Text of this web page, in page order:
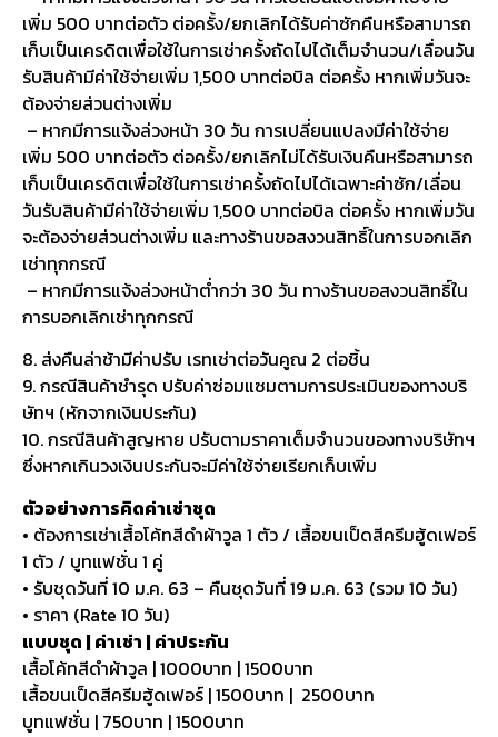
เพิ่ม 500 บาทต่อตัว ต่อครั้ง/ยกเลิกได้รับค่าซักคืนหรือสามารถ
เก็บเป็นเครดิตเพื่อใช้ในการเช่าครั้งถัดไปได้เต็มจำนวน/เลื่อนวัน
รับสินค้ามีค่าใช้จ่ายเพิ่ม 1,500 บาทต่อบิล ต่อครั้ง หากเพิ่มวันจะ
ต้องจ่ายส่วนต่างเพิ่ม
– หากมีการแจ้งล่วงหน้า 30 วัน การเปลี่ยนแปลงมีค่าใช้จ่าย
เพิ่ม 500 บาทต่อตัว ต่อครั้ง/ยกเลิกไม่ได้รับเงินคืนหรือสามารถ
เก็บเป็นเครดิตเพื่อใช้ในการเช่าครั้งถัดไปได้เฉพาะค่าซัก/เลื่อน
วันรับสินค้ามีค่าใช้จ่ายเพิ่ม 1,500 บาทต่อบิล ต่อครั้ง หากเพิ่มวัน
จะต้องจ่ายส่วนต่างเพิ่ม และทางร้านขอสงวนสิทธิ์ในการบอกเลิก
เช่าทุกกรณี
– หากมีการแจ้งล่วงหน้าต่ำกว่า 30 วัน ทางร้านขอสงวนสิทธิ์ใน
การบอกเลิกเช่าทุกกรณี
8. ส่งคืนล่าช้ามีค่าปรับ เรทเช่าต่อวันคูณ 2 ต่อชิ้น
9. กรณีสินค้าชำรุด ปรับค่าซ่อมแซมตามการประเมินของทางบริ
ษัทฯ (หักจากเงินประกัน)
10. กรณีสินค้าสูญหาย ปรับตามราคาเต็มจำนวนของทางบริษัทฯ
ซึ่งหากเกินวงเงินประกันจะมีค่าใช้จ่ายเรียกเก็บเพิ่ม
ตัวอย่างการคิดค่าเช่าชุด
• ต้องการเช่าเสื้อโค้ทสีดำผ้าวูล 1 ตัว / เสื้อขนเป็ดสีครีมฮู้ดเฟอร์
1 ตัว / บูทแฟชั่น 1 คู่
• รับชุดวันที่ 10 ม.ค. 63 – คืนชุดวันที่ 19 ม.ค. 63 (รวม 10 วัน)
• ราคา (Rate 10 วัน)
แบบชุด | ค่าเช่า | ค่าประกัน
เสื้อโค้ทสีดำผ้าวูล | 1000บาท | 1500บาท
เสื้อขนเป็ดสีครีมฮู้ดเฟอร์ | 1500บาท | 2500บาท
บูทแฟชั่น | 750บาท | 1500บาท